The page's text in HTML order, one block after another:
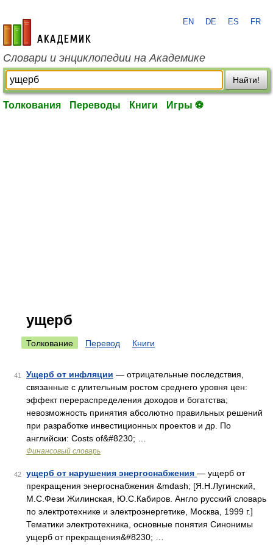
academic.ru
EN DE ES FR
Словари и энциклопедии на Академике
Найти!
Толкования Переводы Книги Игры ⚽
ущерб
Толкование Перевод Книги
41 Ущерб от инфляции — отрицательные последствия,
связанные с длительным ростом среднего уровня цен:
эффект перераспределения доходов и богатства;
невозможность принятия абсолютно правильных решений
при разработке инвестиционных проектов и др. По
английски: Costs of&#8230; …
Финансовый словарь
42 ущерб от нарушения энергоснабжения — ущерб от
прекращения энергоснабжения &mdash; [Я.Н.Лугинский,
М.С.Фези Жилинская, Ю.С.Кабиров. Англо русский словарь
по электротехнике и электроэнергетике, Москва, 1999 г.]
Тематики электротехника, основные понятия Синонимы
ущерб от прекращения&#8230; …